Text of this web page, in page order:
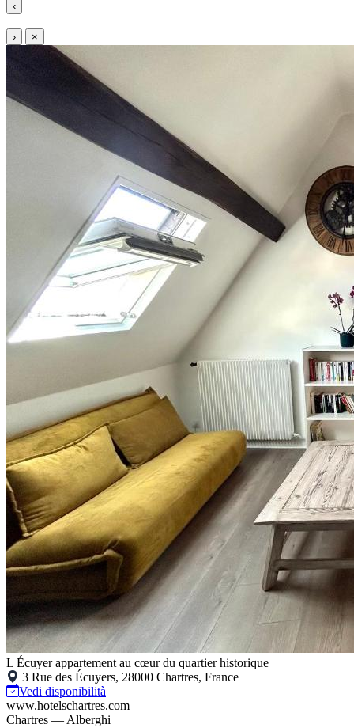
‹
› ×
L Écuyer appartement au cœur du quartier historique
3 Rue des Écuyers, 28000 Chartres, France
Vedi disponibilità
www.hotelschartres.com
Chartres — Alberghi